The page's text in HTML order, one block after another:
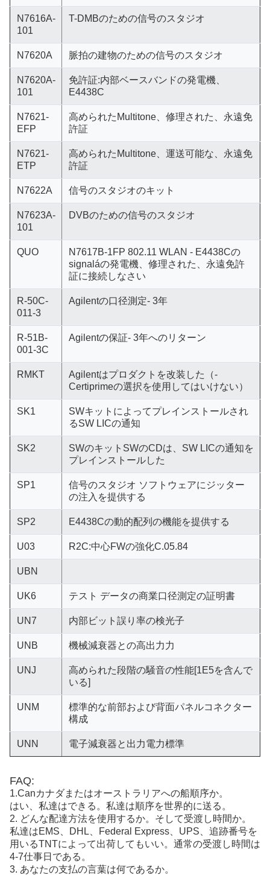
N7616A-
101
T-DMBのための信号のスタジオ
N7620A 脈拍の建物のための信号のスタジオ
N7620A-
101
免許証:内部ベースバンドの発電機、
E4438C
N7621-
EFP
高められたMultitone、修理された、永遠免
許証
N7621-
ETP
高められたMultitone、運送可能な、永遠免
許証
N7622A 信号のスタジオのキット
N7623A-
101
DVBのための信号のスタジオ
QUO
N7617B-1FP 802.11 WLAN - E4438Cの
signaláの発電機、修理された、永遠免許
証に接続しなさい
R-50C-
011-3
Agilentの口径測定- 3年
R-51B-
001-3C
Agilentの保証- 3年へのリターン
RMKT
Agilentはプロダクトを改装した（-
Certiprimeの選択を使用してはいけない）
SK1
SWキットによってプレインストールされ
るSW LICの通知
SK2
SWのキットSWのCDは、SW LICの通知を
プレインストールした
SP1
信号のスタジオ ソフトウェアにジッター
の注入を提供する
SP2 E4438Cの動的配列の機能を提供する
U03 R2C:中心FWの強化C.05.84
UBN
UK6 テスト データの商業口径測定の証明書
UN7 内部ビット誤り率の検光子
UNB 機械減衰器との高出力力
UNJ
高められた段階の騒音の性能[1E5を含んで
いる]
UNM
標準的な前部および背面パネルコネクター
構成
UNN 電子減衰器と出力電力標準
FAQ:
1.Canカナダまたはオーストラリアへの船順序か。
はい、私達はできる。私達は順序を世界的に送る。
2. どんな配達方法を使用するか。そして受渡し時間か。
私達はEMS、DHL、Federal Express、UPS、追跡番号を
用いるTNTによって出荷してもいい。通常の受渡し時間は
4-7仕事日である。
3. あなたの支払の言葉は何であるか。